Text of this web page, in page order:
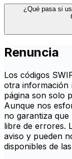
¿Qué pasa si
Renuncia
Los códigos
otra información
página son solo
Aunque nos
no garantiza
libre de errores.
aviso y pueden
disponibles de